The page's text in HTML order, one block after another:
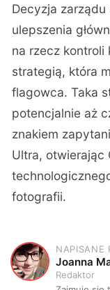
Decyzja
ulepszenia
na rzecz kontroli
strategią, która
flagowca. Taka
potencjalnie aż
znakiem
Ultra, otwierając
fotografii.
J
NAPISANE
Joanna
Redaktor